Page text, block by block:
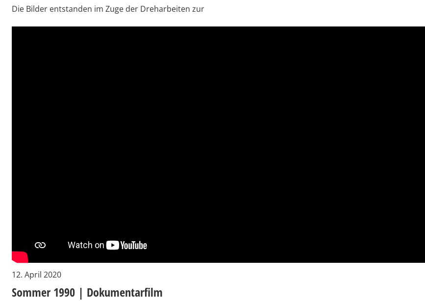
Die Bilder entstanden im Zuge der Dreharbeiten zur
12. April 2020
Sommer 1990 | Dokumentarfilm